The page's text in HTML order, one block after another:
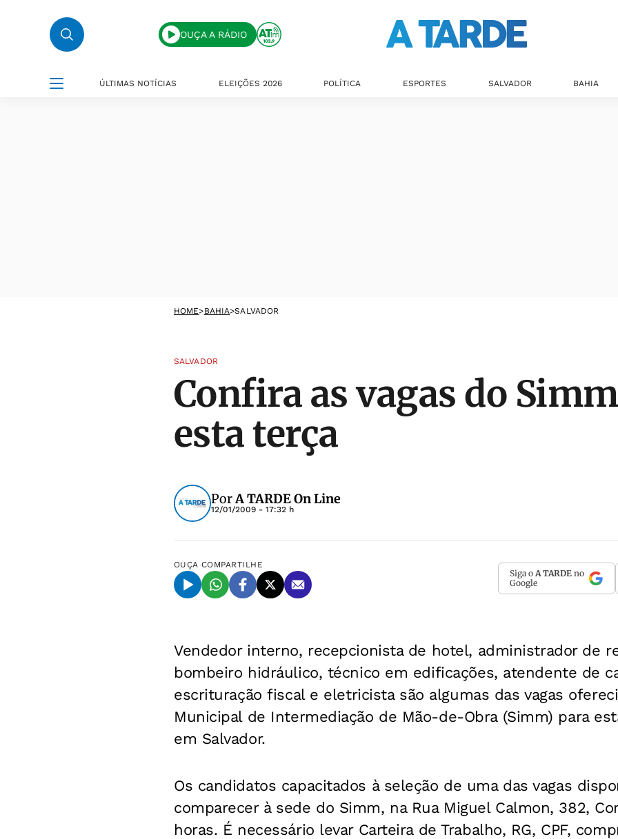
OUÇA A RÁDIO
ÚLTIMAS NOTÍCIAS ELEIÇÕES 2026 POLÍTICA ESPORTES SALVADOR BAHIA
HOME>BAHIA>SALVADOR
SALVADOR
Confira as vagas do
esta terça
PorA TARDE On Line
12/01/2009 - 17:32 h
OUÇA COMPARTILHE
Siga o A TARDE no
Google
Vendedor interno, recepcionista de hotel, administrador de
bombeiro hidráulico, técnico em edificações, atendente de
escrituração fiscal e eletricista são algumas das vagas
Municipal de Intermediação de Mão-de-Obra (Simm) para
em Salvador.
Os candidatos capacitados à seleção de uma das vagas
comparecer à sede do Simm, na Rua Miguel Calmon, 382,
horas. É necessário levar Carteira de Trabalho, RG, CPF,